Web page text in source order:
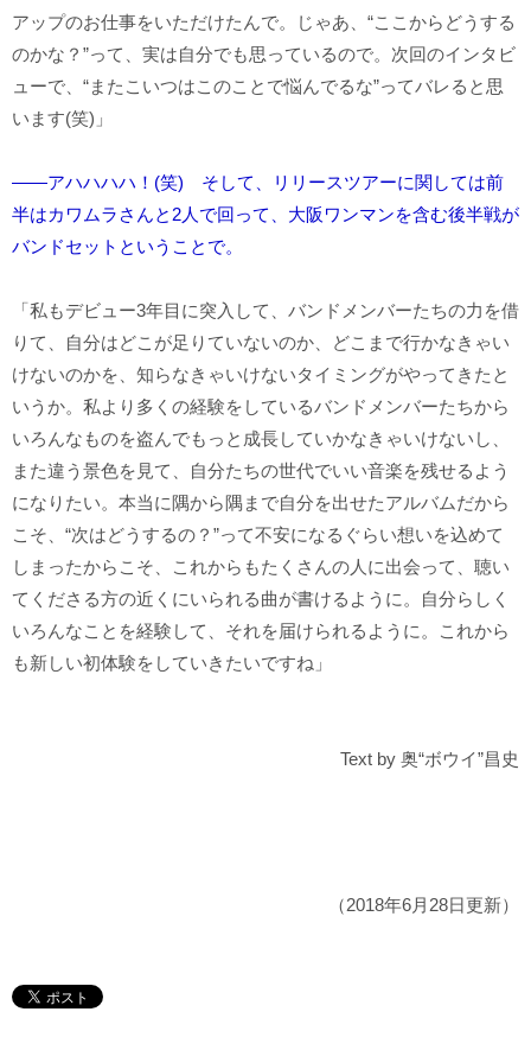
アップのお仕事をいただけたんで。じゃあ、“ここからどうする
のかな？”って、実は自分でも思っているので。次回のインタビ
ューで、“またこいつはこのことで悩んでるな”ってバレると思
います(笑)」
――アハハハハ！(笑) そして、リリースツアーに関しては前
半はカワムラさんと2人で回って、大阪ワンマンを含む後半戦が
バンドセットということで。
「私もデビュー3年目に突入して、バンドメンバーたちの力を借
りて、自分はどこが足りていないのか、どこまで行かなきゃい
けないのかを、知らなきゃいけないタイミングがやってきたと
いうか。私より多くの経験をしているバンドメンバーたちから
いろんなものを盗んでもっと成長していかなきゃいけないし、
また違う景色を見て、自分たちの世代でいい音楽を残せるよう
になりたい。本当に隅から隅まで自分を出せたアルバムだから
こそ、“次はどうするの？”って不安になるぐらい想いを込めて
しまったからこそ、これからもたくさんの人に出会って、聴い
てくださる方の近くにいられる曲が書けるように。自分らしく
いろんなことを経験して、それを届けられるように。これから
も新しい初体験をしていきたいですね」
Text by 奥“ボウイ”昌史
（2018年6月28日更新）